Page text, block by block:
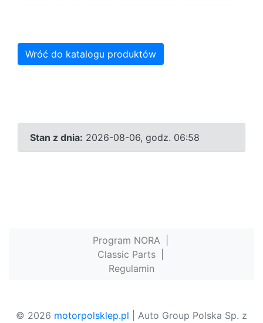
Wróć do katalogu produktów
Stan z dnia: 2026-08-06, godz. 06:58
Program NORA
Classic Parts
Regulamin
© 2026 motorpolsklep.pl | Auto Group Polska Sp. z